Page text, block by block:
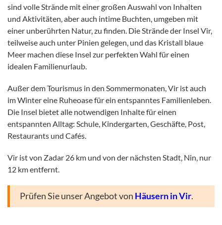
sind volle Strände mit einer großen Auswahl von Inhalten
und Aktivitäten, aber auch intime Buchten, umgeben mit
einer unberührten Natur, zu finden. Die Strände der Insel Vir,
teilweise auch unter Pinien gelegen, und das Kristall blaue
Meer machen diese Insel zur perfekten Wahl für einen
idealen Familienurlaub.
Außer dem Tourismus in den Sommermonaten, Vir ist auch
im Winter eine Ruheoase für ein entspanntes Familienleben.
Die Insel bietet alle notwendigen Inhalte für einen
entspannten Alltag: Schule, Kindergarten, Geschäfte, Post,
Restaurants und Cafés.
Vir ist von Zadar 26 km und von der nächsten Stadt, Nin, nur
12 km entfernt.
Prüfen Sie unser Angebot von Häusern in Vir.